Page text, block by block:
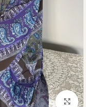
Click to enlarge